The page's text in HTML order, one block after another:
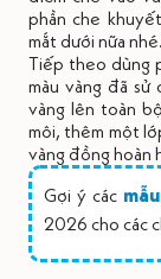
phần che
mắt dưới nữa nhé.
Tiếp theo dùng
màu vàng đã sử
vàng lên toàn
môi, thêm một
vàng đồng hoàn
Gợi ý các
2026 cho các